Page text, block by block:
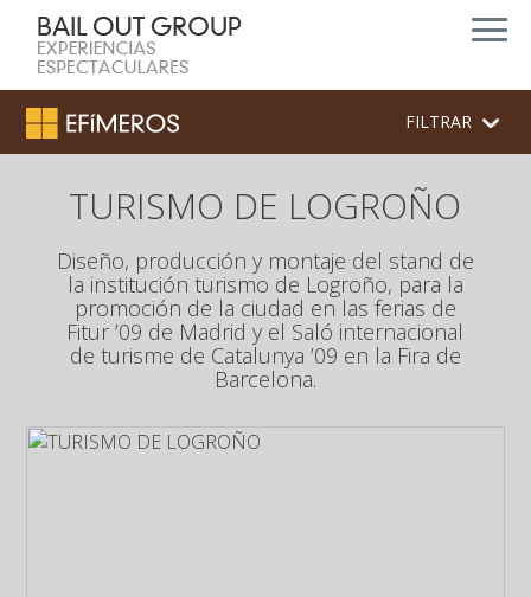
FILTRAR
TURISMO DE LOGROÑO
Diseño, producción y montaje del stand de
la institución turismo de Logroño, para la
promoción de la ciudad en las ferias de
Fitur ’09 de Madrid y el Saló internacional
de turisme de Catalunya ’09 en la Fira de
Barcelona.